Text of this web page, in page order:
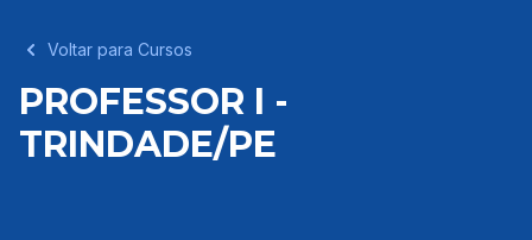
Voltar para Cursos
PROFESSOR I -
TRINDADE/PE